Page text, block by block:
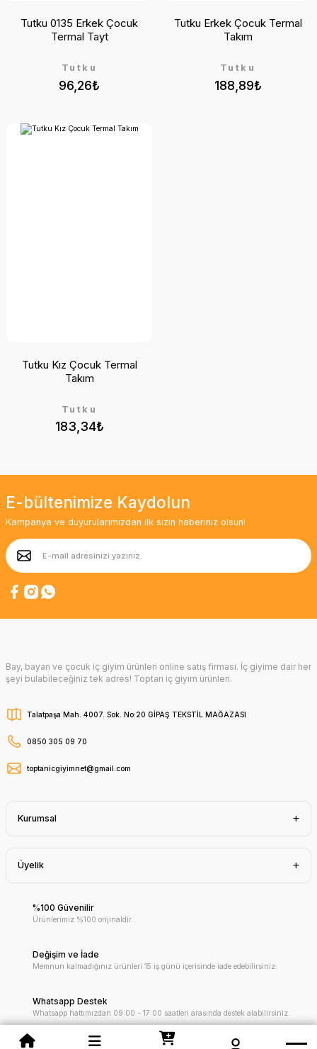
96,26₺
Tutku
Tutku 0135 Erkek Çocuk
Termal Tayt
188,89₺
Tutku
Tutku Erkek Çocuk Termal
Takım
183,34₺
Tutku
Tutku Kız Çocuk Termal
Takım
E-bültenimize Kaydolun
Kampanya ve duyurularımızdan ilk sizin haberiniz olsun!
Bay, bayan ve çocuk iç giyim ürünleri online satış firması. İç giyime dair her
şeyi bulabileceğiniz tek adres! Toptan iç giyim ürünleri.
Talatpaşa Mah. 4007. Sok. No:20 GİPAŞ TEKSTİL MAĞAZASI
0850 305 09 70
toptanicgiyimnet@gmail.com
Kurumsal
Üyelik
%100 Güvenilir
Ürünlerimiz %100 orijinaldir.
Değişim ve İade
Memnun kalmadığınız ürünleri 15 iş günü içerisinde iade edebilirsiniz.
Whatsapp Destek
Whatsapp hattımızdan 09:00 - 17:00 saatleri arasında destek alabilirsiniz.